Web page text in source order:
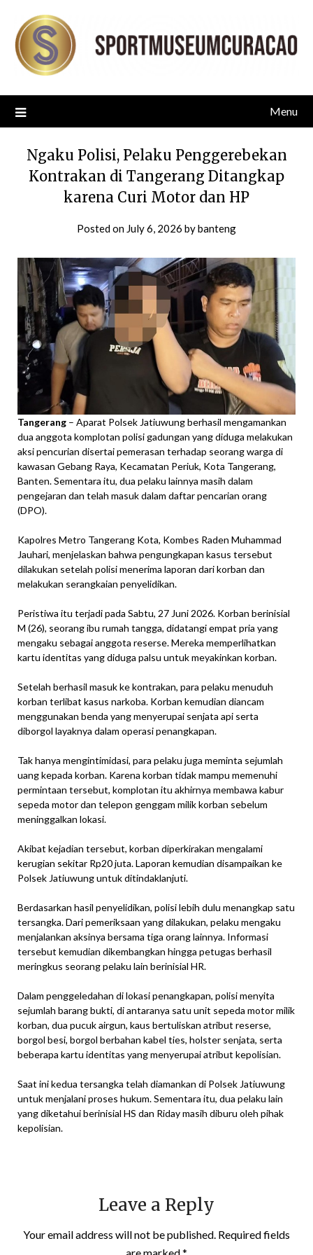
content
Menu
Ngaku Polisi, Pelaku Penggerebekan
Kontrakan di Tangerang Ditangkap
karena Curi Motor dan HP
Posted on July 6, 2026 bybanteng
Tangerang – Aparat Polsek Jatiuwung berhasil mengamankan
dua anggota komplotan polisi gadungan yang diduga melakukan
aksi pencurian disertai pemerasan terhadap seorang warga di
kawasan Gebang Raya, Kecamatan Periuk, Kota Tangerang,
Banten. Sementara itu, dua pelaku lainnya masih dalam
pengejaran dan telah masuk dalam daftar pencarian orang
(DPO).
Kapolres Metro Tangerang Kota, Kombes Raden Muhammad
Jauhari, menjelaskan bahwa pengungkapan kasus tersebut
dilakukan setelah polisi menerima laporan dari korban dan
melakukan serangkaian penyelidikan.
Peristiwa itu terjadi pada Sabtu, 27 Juni 2026. Korban berinisial
M (26), seorang ibu rumah tangga, didatangi empat pria yang
mengaku sebagai anggota reserse. Mereka memperlihatkan
kartu identitas yang diduga palsu untuk meyakinkan korban.
Setelah berhasil masuk ke kontrakan, para pelaku menuduh
korban terlibat kasus narkoba. Korban kemudian diancam
menggunakan benda yang menyerupai senjata api serta
diborgol layaknya dalam operasi penangkapan.
Tak hanya mengintimidasi, para pelaku juga meminta sejumlah
uang kepada korban. Karena korban tidak mampu memenuhi
permintaan tersebut, komplotan itu akhirnya membawa kabur
sepeda motor dan telepon genggam milik korban sebelum
meninggalkan lokasi.
Akibat kejadian tersebut, korban diperkirakan mengalami
kerugian sekitar Rp20 juta. Laporan kemudian disampaikan ke
Polsek Jatiuwung untuk ditindaklanjuti.
Berdasarkan hasil penyelidikan, polisi lebih dulu menangkap satu
tersangka. Dari pemeriksaan yang dilakukan, pelaku mengaku
menjalankan aksinya bersama tiga orang lainnya. Informasi
tersebut kemudian dikembangkan hingga petugas berhasil
meringkus seorang pelaku lain berinisial HR.
Dalam penggeledahan di lokasi penangkapan, polisi menyita
sejumlah barang bukti, di antaranya satu unit sepeda motor milik
korban, dua pucuk airgun, kaus bertuliskan atribut reserse,
borgol besi, borgol berbahan kabel ties, holster senjata, serta
beberapa kartu identitas yang menyerupai atribut kepolisian.
Saat ini kedua tersangka telah diamankan di Polsek Jatiuwung
untuk menjalani proses hukum. Sementara itu, dua pelaku lain
yang diketahui berinisial HS dan Riday masih diburu oleh pihak
kepolisian.
Leave a Reply
Your email address will not be published. Required fields
are marked*